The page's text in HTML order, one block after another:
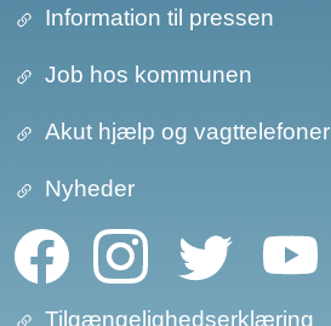
Information til pressen
Job hos kommunen
Akut hjælp og vagttelefoner
Nyheder
Tilgængelighedserklæring